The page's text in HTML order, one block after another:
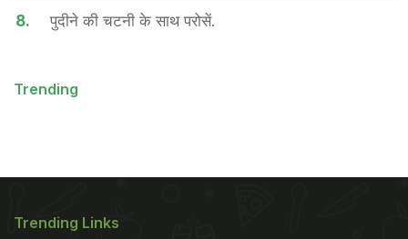
8. पुदीने की चटनी के साथ परोसें.
Trending
Trending Links